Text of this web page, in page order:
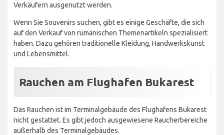
Verkäufern ausgenutzt werden.
Wenn Sie Souvenirs suchen, gibt es einige Geschäfte, die sich
auf den Verkauf von rumänischen Themenartikeln spezialisiert
haben. Dazu gehören traditionelle Kleidung, Handwerkskunst
und Lebensmittel.
Rauchen am Flughafen Bukarest
Das Rauchen ist im Terminalgebäude des Flughafens Bukarest
nicht gestattet. Es gibt jedoch ausgewiesene Raucherbereiche
außerhalb des Terminalgebäudes.